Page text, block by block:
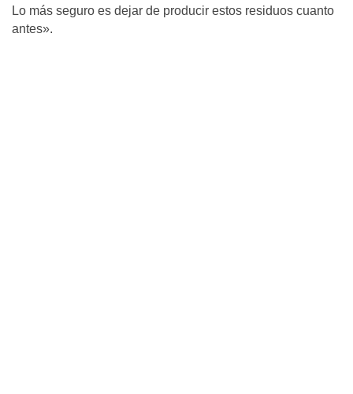
Lo más seguro es dejar de producir estos residuos cuanto
antes».